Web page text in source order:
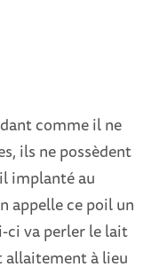
comme il ne
ils ne possèdent
implanté au
appelle ce poil un
ci va perler le lait
allaitement à lieu